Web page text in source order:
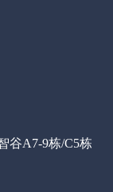
谷A7-9栋/C5栋